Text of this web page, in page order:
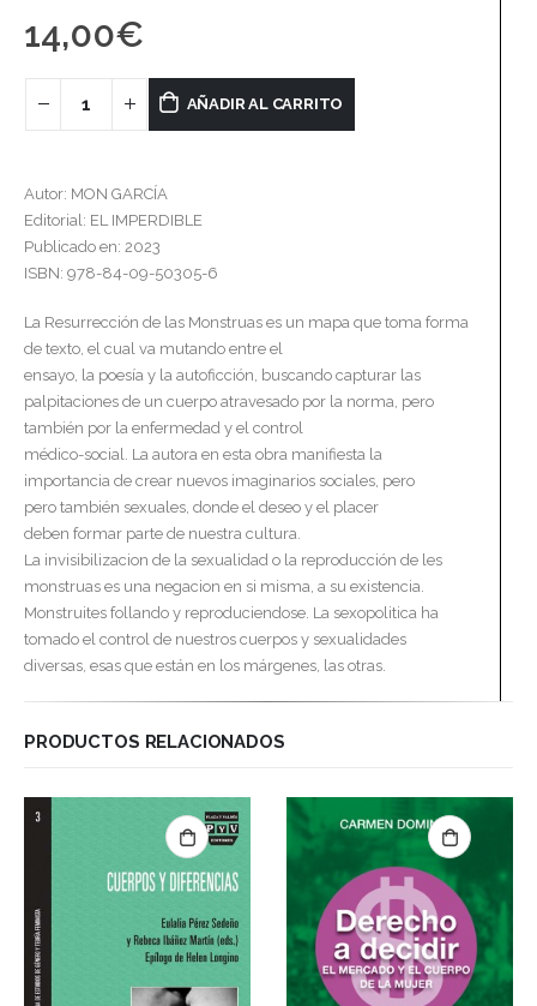
14,00€
AÑADIR AL CARRITO
Autor: MON GARCÍA
Editorial: EL IMPERDIBLE
Publicado en: 2023
ISBN: 978-84-09-50305-6
La Resurrección de las Monstruas es un mapa que toma forma
de texto, el cual va mutando entre el
ensayo, la poesía y la autoficción, buscando capturar las
palpitaciones de un cuerpo atravesado por la norma, pero
también por la enfermedad y el control
médico-social. La autora en esta obra manifiesta la
importancia de crear nuevos imaginarios sociales, pero
pero también sexuales, donde el deseo y el placer
deben formar parte de nuestra cultura.
La invisibilizacion de la sexualidad o la reproducción de les
monstruas es una negacion en si misma, a su existencia.
Monstruites follando y reproduciendose. La sexopolitica ha
tomado el control de nuestros cuerpos y sexualidades
diversas, esas que están en los márgenes, las otras.
PRODUCTOS RELACIONADOS